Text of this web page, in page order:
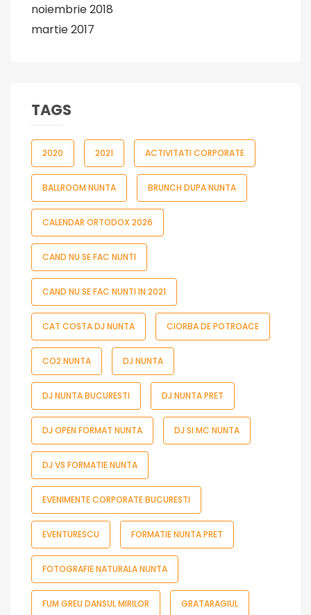
noiembrie 2018
martie 2017
TAGS
2020 2021 ACTIVITATI CORPORATE
BALLROOM NUNTA BRUNCH DUPA NUNTA
CALENDAR ORTODOX 2026
CAND NU SE FAC NUNTI
CAND NU SE FAC NUNTI IN 2021
CAT COSTA DJ NUNTA CIORBA DE POTROACE
CO2 NUNTA DJ NUNTA
DJ NUNTA BUCURESTI DJ NUNTA PRET
DJ OPEN FORMAT NUNTA DJ SI MC NUNTA
DJ VS FORMATIE NUNTA
EVENIMENTE CORPORATE BUCURESTI
EVENTURESCU FORMATIE NUNTA PRET
FOTOGRAFIE NATURALA NUNTA
FUM GREU DANSUL MIRILOR GRATARAGIUL